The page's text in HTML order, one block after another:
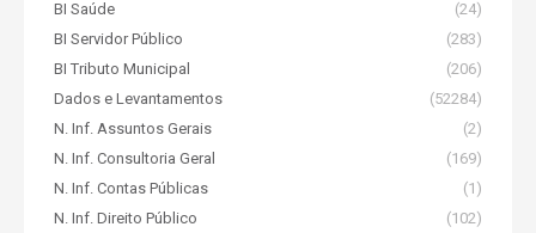
BI Saúde
(24)
BI Servidor Público
(283)
BI Tributo Municipal
(206)
Dados e Levantamentos
(52284)
N. Inf. Assuntos Gerais
(2)
N. Inf. Consultoria Geral
(169)
N. Inf. Contas Públicas
(1)
N. Inf. Direito Público
(102)